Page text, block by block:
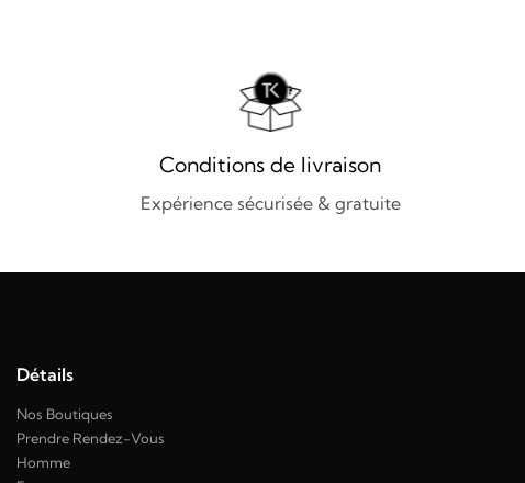
Conditions de livraison
Expérience sécurisée & gratuite
Détails
Nos Boutiques
Prendre Rendez-Vous
Homme